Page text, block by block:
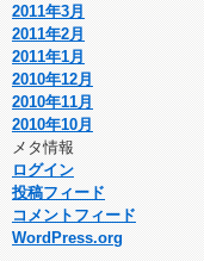
2011年3月
2011年2月
2011年1月
2010年12月
2010年11月
2010年10月
メタ情報
ログイン
投稿フィード
コメントフィード
WordPress.org